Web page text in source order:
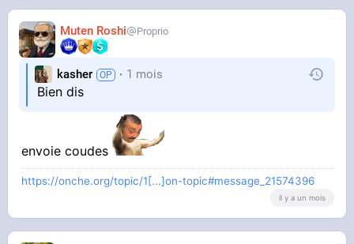
Muten Roshi Proprio
kasher 1 mois
Bien dis
envoie coudes
https://onche.org/topic/1[...]on-topic#message_21574396
il y a un mois